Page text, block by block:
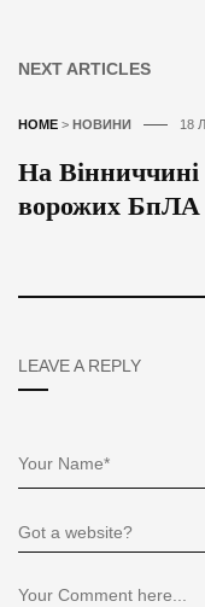
NEXT ARTICLES
HOME > НОВИНИ 18
На
ворожих БпЛА
LEAVE A REPLY